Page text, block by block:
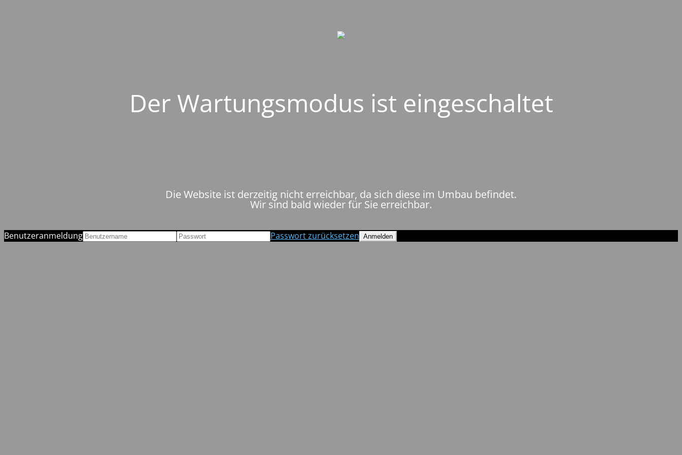
Der Wartungsmodus ist eingeschaltet
Die Website ist derzeitig nicht erreichbar, da sich diese im Umbau befindet.
Wir sind bald wieder für Sie erreichbar.
Benutzeranmeldung Passwort zurücksetzen